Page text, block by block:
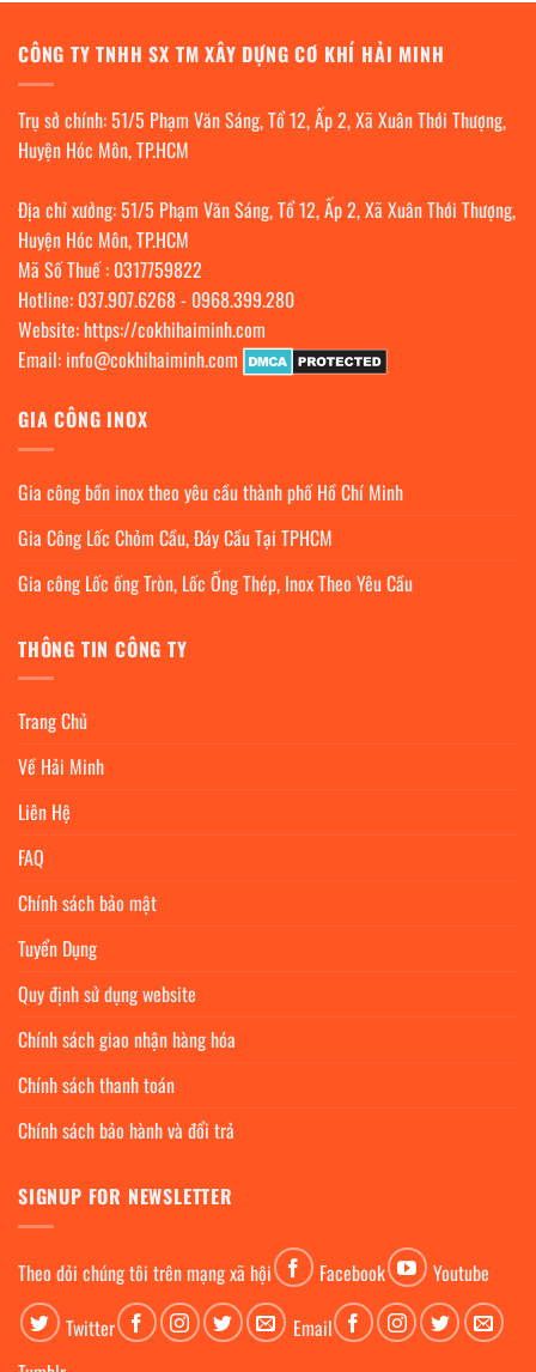
CÔNG TY TNHH SX TM XÂY DỰNG CƠ KHÍ HẢI MINH
Trụ sở chính: 51/5 Phạm Văn Sáng, Tổ 12, Ấp 2, Xã Xuân Thới Thượng,
Huyện Hóc Môn, TP.HCM
Địa chỉ xưởng: 51/5 Phạm Văn Sáng, Tổ 12, Ấp 2, Xã Xuân Thới Thượng,
Huyện Hóc Môn, TP.HCM
Mã Số Thuế : 0317759822
Hotline: 037.907.6268- 0968.399.280
Website: https://cokhihaiminh.com
Email: info@cokhihaiminh.com
GIA CÔNG INOX
Gia công bồn inox theo yêu cầu thành phố Hồ Chí Minh
Gia Công Lốc Chỏm Cầu, Đáy Cầu Tại TPHCM
Gia công Lốc ống Tròn, Lốc Ống Thép, Inox Theo Yêu Cầu
THÔNG TIN CÔNG TY
Trang Chủ
Về Hải Minh
Liên Hệ
FAQ
Chính sách bảo mật
Tuyển Dụng
Quy định sử dụng website
Chính sách giao nhận hàng hóa
Chính sách thanh toán
Chính sách bảo hành và đổi trả
SIGNUP FOR NEWSLETTER
Theo dỏi chúng tôi trên mạng xã hội Facebook
Youtube
Twitter
Email